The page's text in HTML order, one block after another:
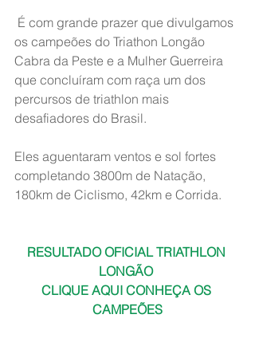
os campeões do Triathon Longão
Cabra da Peste e a Mulher Guerreira
que concluíram com raça um dos
percursos de triathlon mais
desafiadores do Brasil.
Eles aguentaram ventos e sol fortes
completando 3800m de Natação,
180km de Ciclismo, 42km e Corrida.
RESULTADO OFICIAL TRIATHLON
LONGÃO
CLIQUE AQUI CONHEÇA OS
CAMPEÕES